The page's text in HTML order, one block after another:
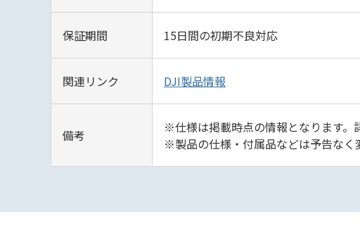
保証期間 15日間の初期不良対応
関連リンク DJI製品情報
備考
※仕様は掲載時点の情報となります。
※製品の仕様・付属品などは予告なく